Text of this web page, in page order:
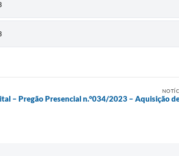
– Pregão Presencial n.°034/2023 – Aquisição